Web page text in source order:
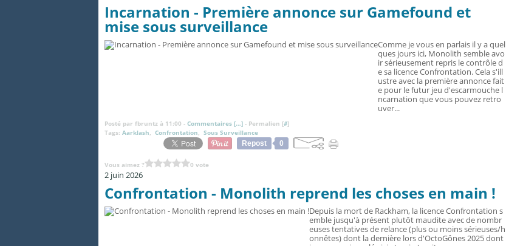
Incarnation - Première annonce sur Gamefound et
mise sous surveillance
Comme je vous en parlais il y a quel
ques jours ici, Monolith semble avo
ir sérieusement repris le contrôle d
e sa licence Confrontation. Cela s'ill
ustre avec la première annonce fait
e pour le futur jeu d'escarmouche l
ncarnation que vous pouvez retro
uver...
Posté par fbruntz à 11:00 - Commentaires […] - Permalien [#]
Tags: Aarklash, Confrontation, Sous Surveillance
Repost
0
Vous aimez ? 0 vote
2 juin 2026
Confrontation - Monolith reprend les choses en main !
Depuis la mort de Rackham, la licence Confrontation s
emble jusqu'à présent plutôt maudite avec de nombr
euses tentatives de relance (plus ou moins sérieuses/h
onnêtes) dont la dernière lors d'OctoGônes 2025 dont